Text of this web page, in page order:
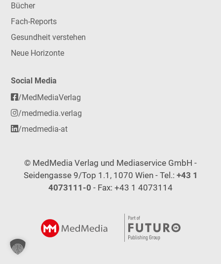
Bücher
Fach-Reports
Gesundheit verstehen
Neue Horizonte
Social Media
/MedMediaVerlag
/medmedia.verlag
/medmedia-at
© MedMedia Verlag und Mediaservice GmbH -
Seidengasse 9/Top 1.1, 1070 Wien - Tel.: +43 1
4073111-0 - Fax: +43 1 4073114